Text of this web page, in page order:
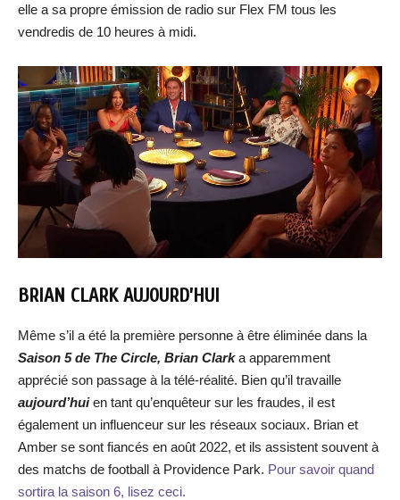
elle a sa propre émission de radio sur Flex FM tous les
vendredis de 10 heures à midi.
BRIAN CLARK AUJOURD’HUI
Même s’il a été la première personne à être éliminée dans la
Saison 5 de The Circle, Brian Clarka apparemment
apprécié son passage à la télé-réalité. Bien qu’il travaille
aujourd’huien tant qu’enquêteur sur les fraudes, il est
également un influenceur sur les réseaux sociaux. Brian et
Amber se sont fiancés en août 2022, et ils assistent souvent à
des matchs de football à Providence Park. Pour savoir quand
sortira la saison 6, lisez ceci.